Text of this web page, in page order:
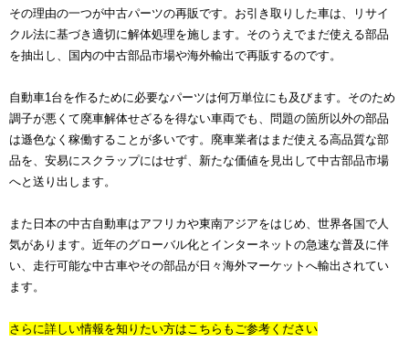
その理由の一つが中古パーツの再販です。お引き取りした車は、リサイ
クル法に基づき適切に解体処理を施します。そのうえでまだ使える部品
を抽出し、国内の中古部品市場や海外輸出で再販するのです。
自動車1台を作るために必要なパーツは何万単位にも及びます。そのため
調子が悪くて廃車解体せざるを得ない車両でも、問題の箇所以外の部品
は遜色なく稼働することが多いです。廃車業者はまだ使える高品質な部
品を、安易にスクラップにはせず、新たな価値を見出して中古部品市場
へと送り出します。
また日本の中古自動車はアフリカや東南アジアをはじめ、世界各国で人
気があります。近年のグローバル化とインターネットの急速な普及に伴
い、走行可能な中古車やその部品が日々海外マーケットへ輸出されてい
ます。
さらに詳しい情報を知りたい方はこちらもご参考ください